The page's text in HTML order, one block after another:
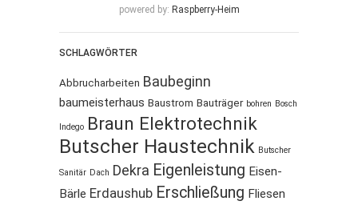
powered by: Raspberry-Heim
SCHLAGWÖRTER
Abbrucharbeiten Baubeginn
baumeisterhaus Baustrom Bauträger bohren Bosch
Indego Braun Elektrotechnik
Butscher Haustechnik Butscher
Sanitär Dach Dekra Eigenleistung Eisen-
Bärle Erdaushub Erschließung Fliesen